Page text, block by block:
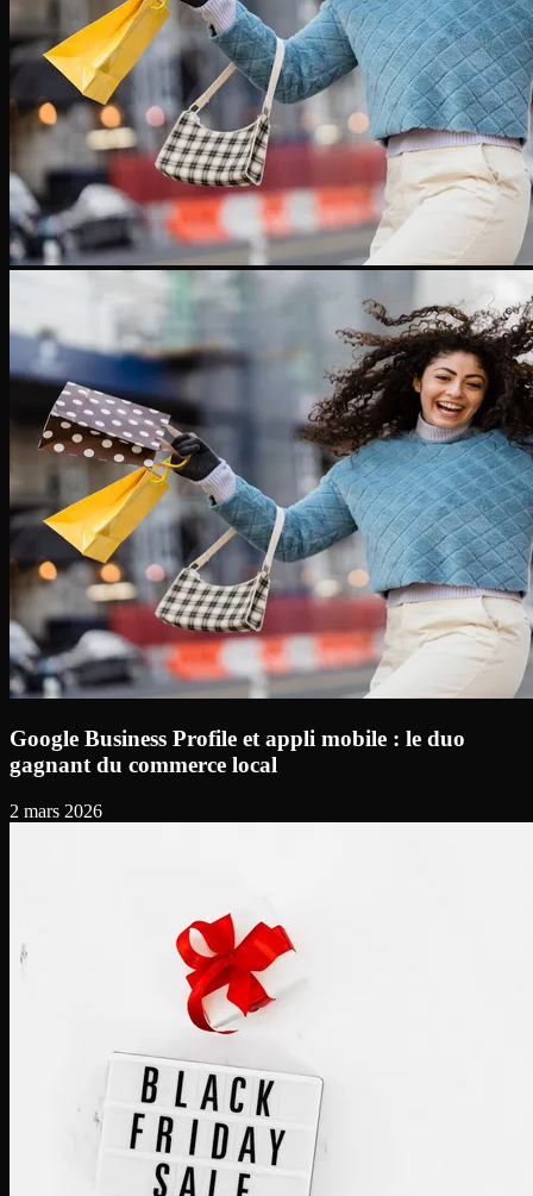
Google Business Profile et appli mobile : le duo
gagnant du commerce local
2 mars 2026